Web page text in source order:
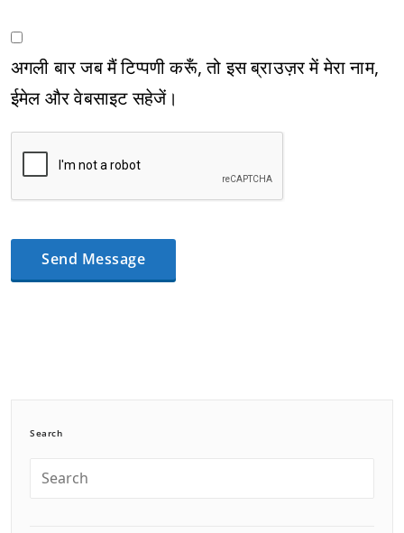
अगली बार जब मैं टिप्पणी करूँ, तो इस ब्राउज़र में मेरा नाम,
ईमेल और वेबसाइट सहेजें।
Search